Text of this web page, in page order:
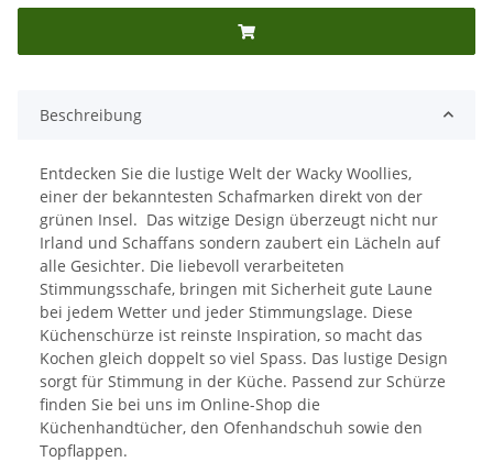
Beschreibung
Entdecken Sie die lustige Welt der Wacky Woollies,
einer der bekanntesten Schafmarken direkt von der
grünen Insel. Das witzige Design überzeugt nicht nur
Irland und Schaffans sondern zaubert ein Lächeln auf
alle Gesichter. Die liebevoll verarbeiteten
Stimmungsschafe, bringen mit Sicherheit gute Laune
bei jedem Wetter und jeder Stimmungslage. Diese
Küchenschürze ist reinste Inspiration, so macht das
Kochen gleich doppelt so viel Spass. Das lustige Design
sorgt für Stimmung in der Küche. Passend zur Schürze
finden Sie bei uns im Online-Shop die
Küchenhandtücher, den Ofenhandschuh sowie den
Topflappen.